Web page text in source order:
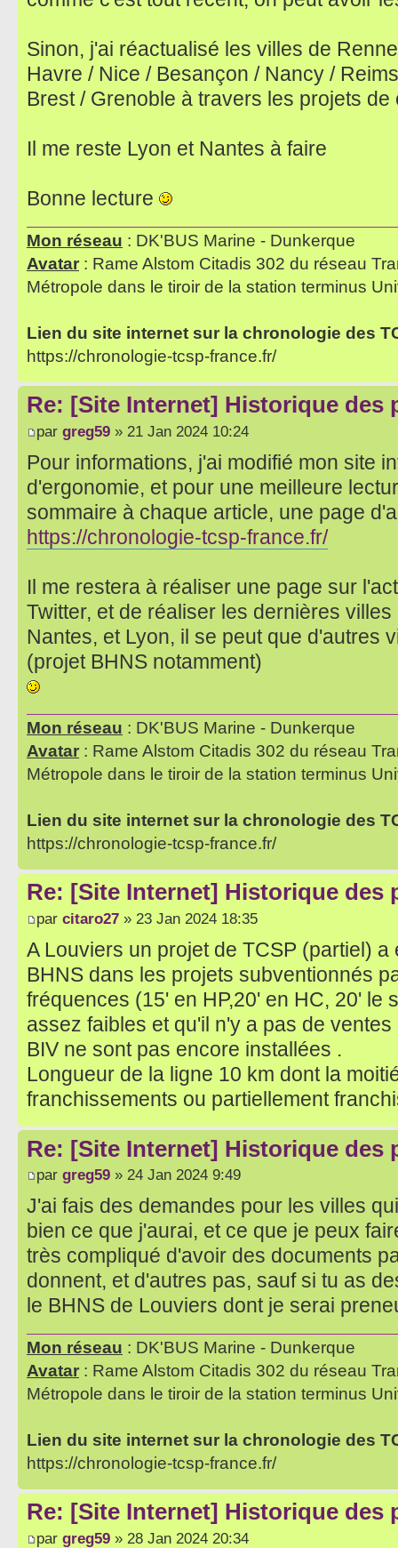
Sinon, j'ai réactualisé les villes de
Havre / Nice / Besançon / Nancy /
Brest / Grenoble à travers les projets de
Il me reste Lyon et Nantes à faire
Bonne lecture
Mon réseau : DK'BUS Marine - Dunkerque
Avatar : Rame Alstom Citadis 302 du réseau
Métropole dans le tiroir de la station terminus
Lien du site internet sur la chronologie des
https://chronologie-tcsp-france.fr/
Re: [Site Internet] Historique des
par greg59 » 21 Jan 2024 10:24
Pour informations, j'ai modifié mon site
d'ergonomie, et pour une meilleure
sommaire à chaque article, une page
https://chronologie-tcsp-france.fr/
Il me restera à réaliser une page sur
Twitter, et de réaliser les dernières
Nantes, et Lyon, il se peut que d'autres
(projet BHNS notamment)
Mon réseau : DK'BUS Marine - Dunkerque
Avatar : Rame Alstom Citadis 302 du réseau
Métropole dans le tiroir de la station terminus
Lien du site internet sur la chronologie des
https://chronologie-tcsp-france.fr/
Re: [Site Internet] Historique des
par citaro27 » 23 Jan 2024 18:35
A Louviers un projet de TCSP (partiel)
BHNS dans les projets subventionnés
fréquences (15' en HP,20' en HC, 20' le
assez faibles et qu'il n'y a pas de
BIV ne sont pas encore installées .
Longueur de la ligne 10 km dont la
franchissements ou partiellement
Re: [Site Internet] Historique des
par greg59 » 24 Jan 2024 9:49
J'ai fais des demandes pour les villes
bien ce que j'aurai, et ce que je peux
très compliqué d'avoir des documents
donnent, et d'autres pas, sauf si tu as
le BHNS de Louviers dont je serai
Mon réseau : DK'BUS Marine - Dunkerque
Avatar : Rame Alstom Citadis 302 du réseau
Métropole dans le tiroir de la station terminus
Lien du site internet sur la chronologie des
https://chronologie-tcsp-france.fr/
Re: [Site Internet] Historique des
par greg59 » 28 Jan 2024 20:34